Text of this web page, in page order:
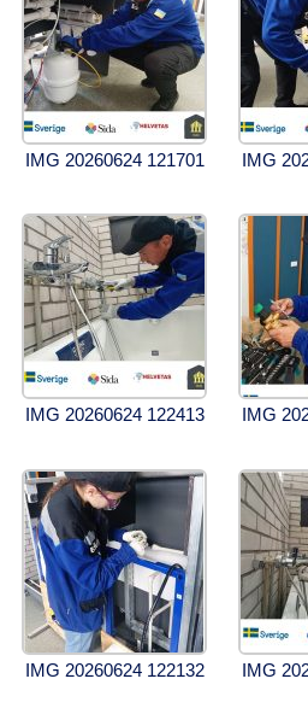
IMG 20260624 121701 IMG
IMG 20260624 122413 IMG
IMG 20260624 122132 IMG